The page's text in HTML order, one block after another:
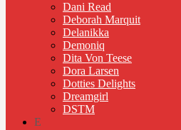
Dani Read
Deborah Marquit
Delanikka
Demoniq
Dita Von Teese
Dora Larsen
Dotties Delights
Dreamgirl
DSTM
E